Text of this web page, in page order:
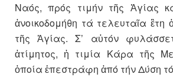
Ναός, πρός τιμήν τῆς Ἁγίας
ἀνοικοδομήθη τά τελευταῖα ἒτη
τῆς Ἁγίας. Σ’ αὐτόν
ἀτίμητος, ἡ τιμία Κάρα τῆς
ὁποία ἐπεστράφη ἀπό τήν Δύση τό